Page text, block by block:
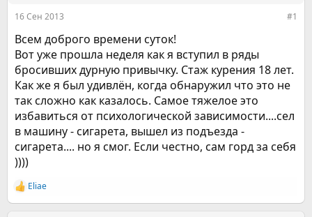
16 Сен 2013 #1
Всем доброго времени суток!
Вот уже прошла неделя как я вступил в ряды
бросивших дурную привычку. Стаж курения 18 лет.
Как же я был удивлён, когда обнаружил что это не
так сложно как казалось. Самое тяжелое это
избавиться от психологической зависимости....сел
в машину - сигарета, вышел из подъезда -
сигарета.... но я смог. Если честно, сам горд за себя
))))
Р
е
Eliae